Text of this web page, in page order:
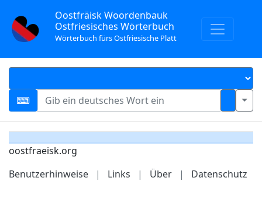
Oostfräisk Woordenbauk
Ostfriesisches Wörterbuch
Wörterbuch fürs Ostfriesische Platt
oostfraeisk.org
Benutzerhinweise
| Links | Über | Datenschutz